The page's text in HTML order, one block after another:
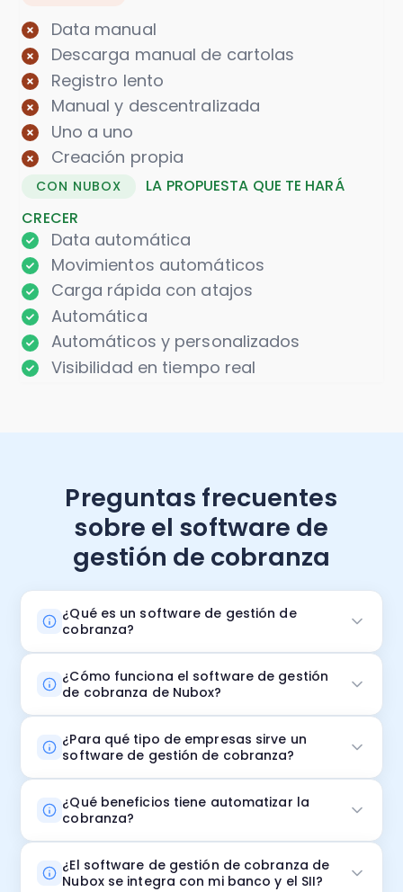
Data manual
Descarga manual de cartolas
Registro lento
Manual y descentralizada
Uno a uno
Creación propia
CON NUBOX
LA PROPUESTA QUE TE HARÁ
CRECER
Data automática
Movimientos automáticos
Carga rápida con atajos
Automática
Automáticos y personalizados
Visibilidad en tiempo real
Preguntas frecuentes
sobre el software de
gestión de cobranza
¿Qué es un software de gestión de
cobranza?
¿Cómo funciona el software de gestión
de cobranza de Nubox?
¿Para qué tipo de empresas sirve un
software de gestión de cobranza?
¿Qué beneficios tiene automatizar la
cobranza?
¿El software de gestión de cobranza de
Nubox se integra con mi banco y el SII?